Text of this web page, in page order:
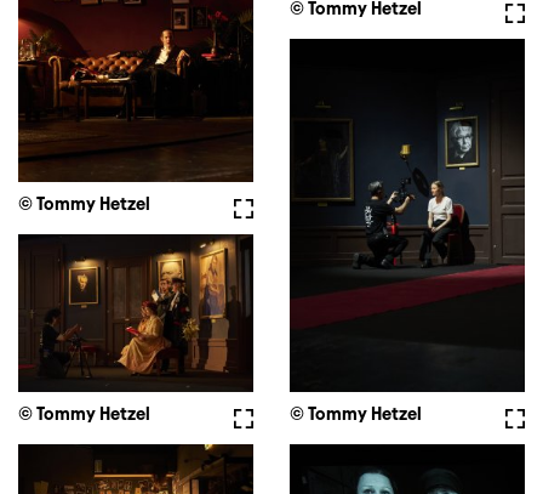
Fullscreen
© Tommy Hetzel
© Tommy Hetzel
© Tommy Hetzel
Fullscreen
© Tommy Hetzel